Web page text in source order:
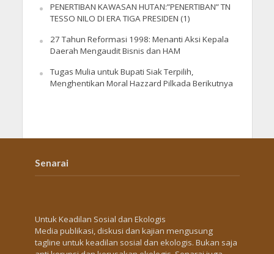
PENERTIBAN KAWASAN HUTAN:”PENERTIBAN” TN
TESSO NILO DI ERA TIGA PRESIDEN (1)
27 Tahun Reformasi 1998: Menanti Aksi Kepala
Daerah Mengaudit Bisnis dan HAM
Tugas Mulia untuk Bupati Siak Terpilih,
Menghentikan Moral Hazzard Pilkada Berikutnya
Senarai
Untuk Keadilan Sosial dan Ekologis
Media publikasi, diskusi dan kajian mengusung
tagline untuk keadilan sosial dan ekologis. Bukan saja